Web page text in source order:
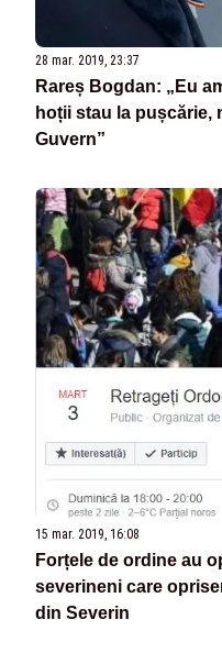
28 mar. 2019, 23:37
Rareș Bogdan: „Eu
hoții stau la pușcărie,
Guvern”
15 mar. 2019, 16:08
Forțele de ordine au
severineni care
din Severin